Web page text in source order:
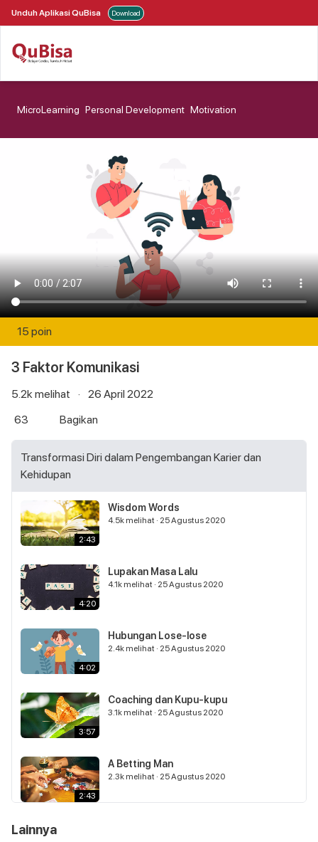
Unduh Aplikasi QuBisa Download
MicroLearning Personal Development Motivation
15 poin
3 Faktor Komunikasi
5.2kmelihat ·
26 April 2022
63
Bagikan
Transformasi Diri dalam Pengembangan Karier dan
Kehidupan
2:43
Wisdom Words
4.5k melihat · 25 Agustus 2020
4:20
Lupakan Masa Lalu
4.1k melihat · 25 Agustus 2020
4:02
Hubungan Lose-lose
2.4k melihat · 25 Agustus 2020
3:57
Coaching dan Kupu-kupu
3.1k melihat · 25 Agustus 2020
2:43
A Betting Man
2.3k melihat · 25 Agustus 2020
Lainnya